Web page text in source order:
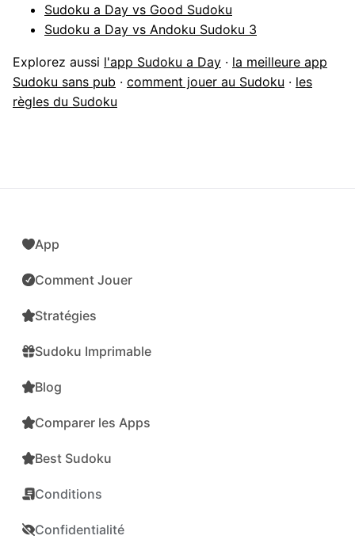
Sudoku a Day vs Good Sudoku
Sudoku a Day vs Andoku Sudoku 3
Explorez aussi l'app Sudoku a Day · la meilleure app
Sudoku sans pub · comment jouer au Sudoku · les
règles du Sudoku
App
Comment Jouer
Stratégies
Sudoku Imprimable
Blog
Comparer les Apps
Best Sudoku
Conditions
Confidentialité